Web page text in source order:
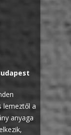
lemeztől a
anyaga